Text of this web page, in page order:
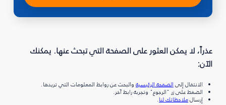
عذراً، لا يمكن العثور على الصفحة التي تبحث عنها. يمكنك
الآن:
الانتقال إلىالصفحة الرئيسيةوالبحث عن روابط المعلومات التي تريدها.
الضغط على زر "الرجوع" وتجربة رابط آخر.
إرسالملاحظاتك لنا.